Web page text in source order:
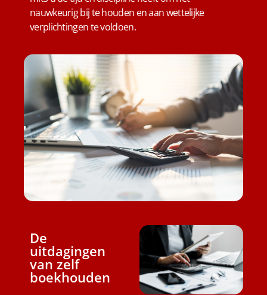
nauwkeurig bij te houden en aan wettelijke
verplichtingen te voldoen.
De
uitdagingen
van zelf
boekhouden